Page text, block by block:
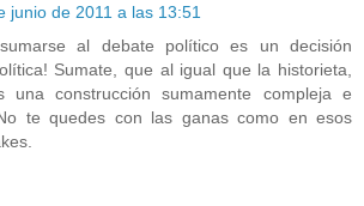
junio de 2011 a las 13:51
al debate político es un decisión
Sumate, que al igual que la historieta,
una construcción sumamente compleja e
te quedes con las ganas como en esos